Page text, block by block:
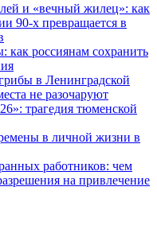
и «вечный жилец»: как
90-х превращается в
россиянам сохранить
в Ленинградской
не разочаруют
трагедия тюменской
в личной жизни в
работников: чем
на привлечение